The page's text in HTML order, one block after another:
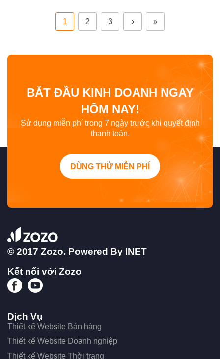
1 2 3 › »
BẮT ĐẦU KINH DOANH NGAY
HÔM NAY!
Sử dụng miễn phí trong 7 ngày trước khi quyết định
thanh toán.
DÙNG THỬ MIỄN PHÍ
© 2017 Zozo. Powered By INET
Kết nối với Zozo
Dịch Vụ
Thiết kế Website Bán hàng
Thiết kế Website Doanh nghiệp
Thiết kế Website Thời trang